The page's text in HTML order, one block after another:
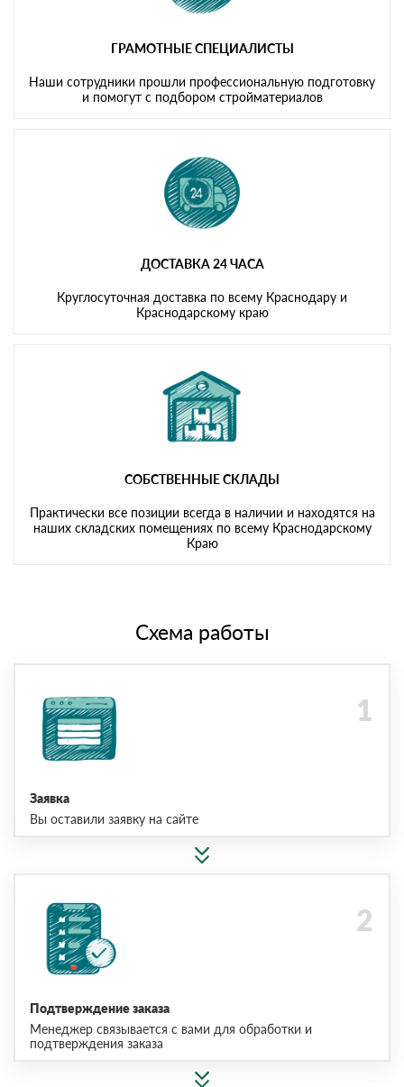
ГРАМОТНЫЕ СПЕЦИАЛИСТЫ
Наши сотрудники прошли профессиональную подготовку
и помогут с подбором стройматериалов
ДОСТАВКА 24 ЧАСА
Круглосуточная доставка по всему Краснодару и
Краснодарскому краю
СОБСТВЕННЫЕ СКЛАДЫ
Практически все позиции всегда в наличии и находятся на
наших складских помещениях по всему Краснодарскому
Краю
Схема работы
Заявка
Вы оставили заявку на сайте
Подтверждение заказа
Менеджер связывается с вами для обработки и
подтверждения заказа